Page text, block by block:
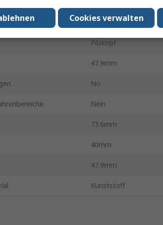
Rot
Pilzkopf
47.9mm
No
Nein
73.6mm
40mm
47.9mm
Kunststoff
Cookies verwalten